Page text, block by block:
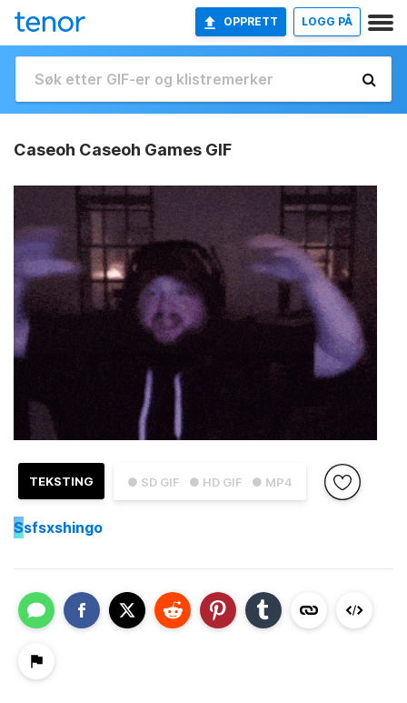
OPPRETT LOGG PÅ
Caseoh Caseoh Games GIF
● SD GIF ● HD GIF ● MP4
TEKSTING
Ssfsxshingo